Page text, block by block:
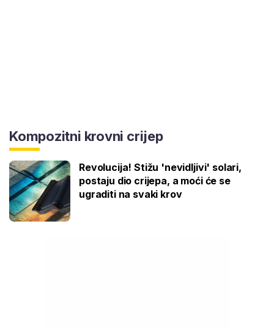
Kompozitni krovni crijep
Revolucija! Stižu 'nevidljivi' solari,
postaju dio crijepa, a moći će se
ugraditi na svaki krov